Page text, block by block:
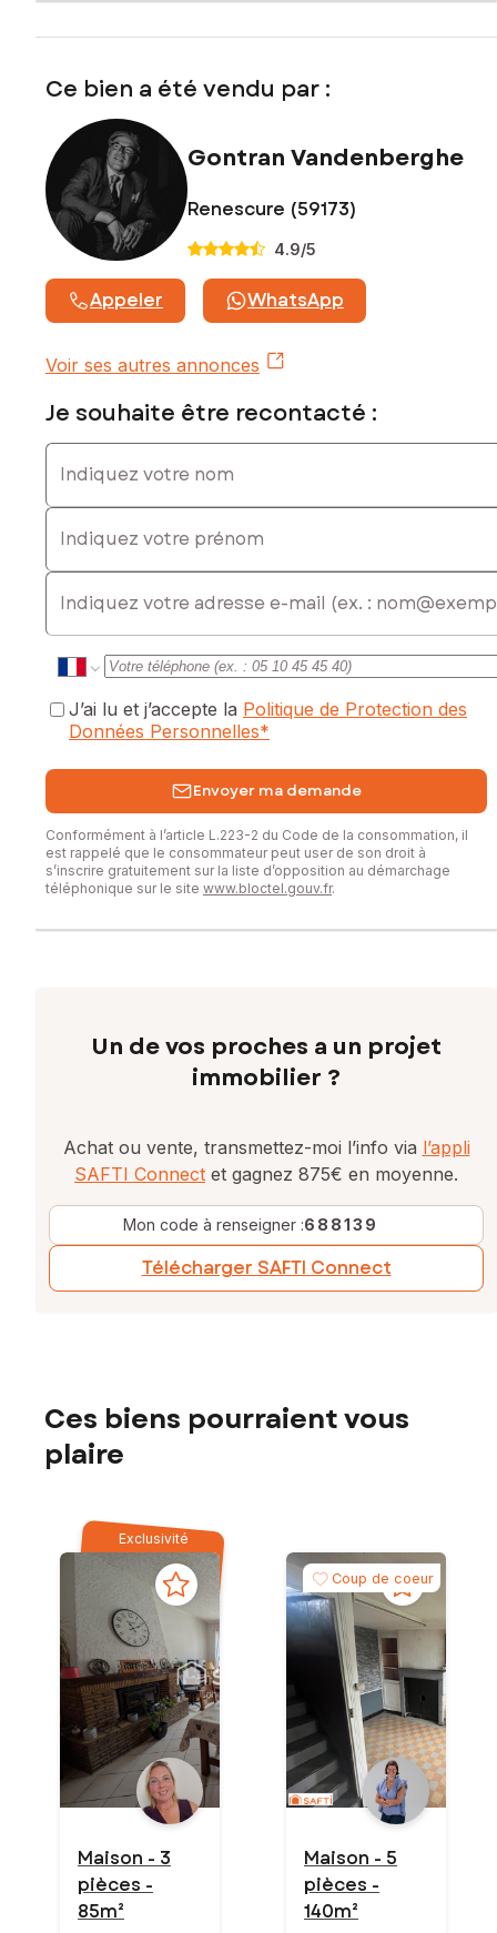
Ce bien a été vendu par :
Gontran Vandenberghe
Renescure (59173)
4.9/5
Appeler WhatsApp
Voir ses autres annonces
Je souhaite être recontacté :
Indiquez votre nom
Indiquez votre prénom
E-mail
J’ai lu et j’accepte la Politique de Protection des
Données Personnelles*
Envoyer ma demande
Conformément à l’article L.223-2 du Code de la consommation, il
est rappelé que le consommateur peut user de son droit à
s’inscrire gratuitement sur la liste d’opposition au démarchage
téléphonique sur le site www.bloctel.gouv.fr.
Un de vos proches a un projet
immobilier ?
Achat ou vente, transmettez-moi l’info via l’appli
SAFTI Connect et gagnez 875€ en moyenne.
Mon code à renseigner :688139
Télécharger SAFTI Connect
Ces biens pourraient vous
plaire
Exclusivité
Maison - 3
pièces -
85m²
Coup de coeur
Maison - 5
pièces -
140m²